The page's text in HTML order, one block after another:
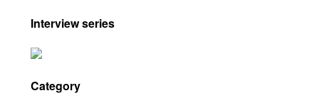
Interview series
Category